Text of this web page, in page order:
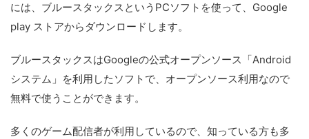
には、ブルースタックスというPCソフトを使って、Google
play ストアからダウンロードします。
ブルースタックスはGoogleの公式オープンソース「Android
システム」を利用したソフトで、オープンソース利用なので
無料で使うことができます。
多くのゲーム配信者が利用しているので、知っている方も多